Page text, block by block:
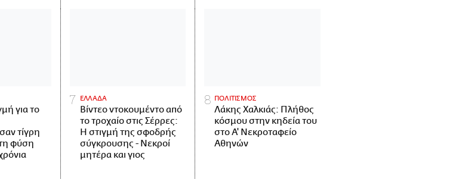
για το
τίγρη
φύση
ΕΛΛΑΔΑ
Βίντεο ντοκουμέντο από
το τροχαίο στις Σέρρες:
Η στιγμή της σφοδρής
σύγκρουσης - Νεκροί
μητέρα και γιος
ΠΟΛΙΤΙΣΜΟΣ
Λάκης Χαλκιάς: Πλήθος
κόσμου στην κηδεία του
στο Α' Νεκροταφείο
Αθηνών